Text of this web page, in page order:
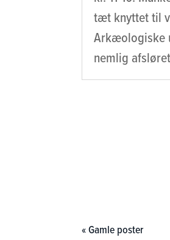
tæt knyttet til
Arkæologiske
nemlig
« Gamle poster